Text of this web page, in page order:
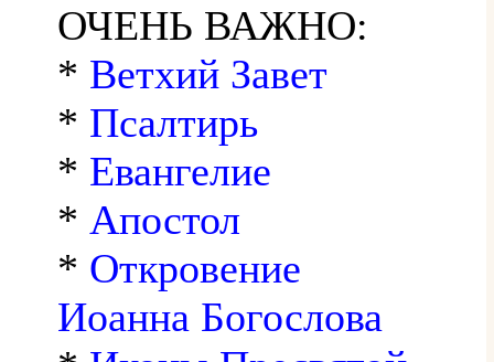
ОЧЕНЬ ВАЖНО:
* Ветхий Завет
* Псалтирь
* Евангелие
* Апостол
* Откровение
Иоанна Богослова